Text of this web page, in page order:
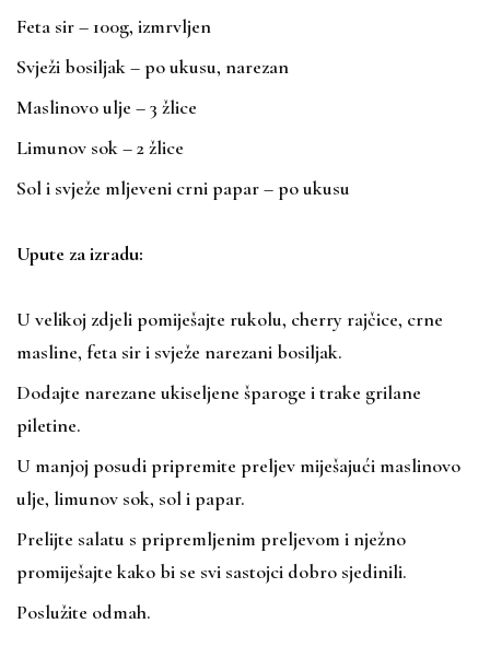
Feta sir – 100g, izmrvljen
Svježi bosiljak – po ukusu, narezan
Maslinovo ulje – 3 žlice
Limunov sok – 2 žlice
Sol i svježe mljeveni crni papar – po ukusu
Upute za izradu:
U velikoj zdjeli pomiješajte rukolu, cherry rajčice, crne
masline, feta sir i svježe narezani bosiljak.
Dodajte narezane ukiseljene šparoge i trake grilane
piletine.
U manjoj posudi pripremite preljev miješajući maslinovo
ulje, limunov sok, sol i papar.
Prelijte salatu s pripremljenim preljevom i nježno
promiješajte kako bi se svi sastojci dobro sjedinili.
Poslužite odmah.